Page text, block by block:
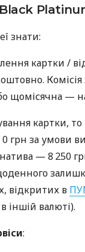
знати:
картки /
Комісія
щомісячна —
картки, то
грн за умови
— 8 250
відкритих в
іншій валюті).
: